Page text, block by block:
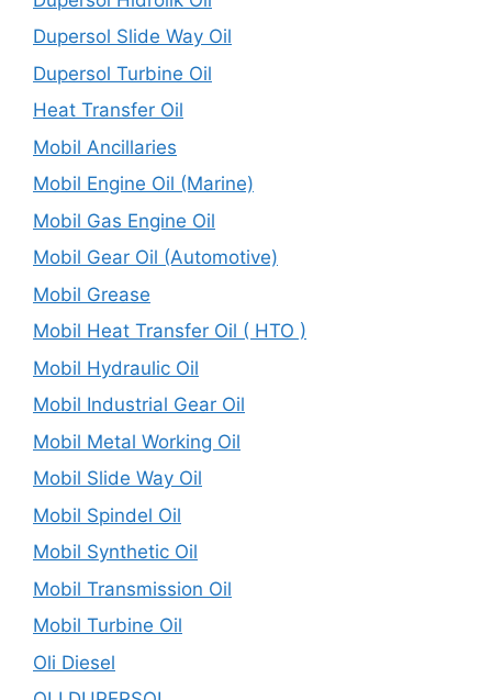
Dupersol Slide Way Oil
Dupersol Turbine Oil
Heat Transfer Oil
Mobil Ancillaries
Mobil Engine Oil (Marine)
Mobil Gas Engine Oil
Mobil Gear Oil (Automotive)
Mobil Grease
Mobil Heat Transfer Oil ( HTO )
Mobil Hydraulic Oil
Mobil Industrial Gear Oil
Mobil Metal Working Oil
Mobil Slide Way Oil
Mobil Spindel Oil
Mobil Synthetic Oil
Mobil Transmission Oil
Mobil Turbine Oil
Oli Diesel